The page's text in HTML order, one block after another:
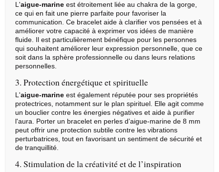
L'aigue-marine est étroitement liée au chakra de la gorge,
ce qui en fait une pierre parfaite pour favoriser la
communication. Ce bracelet aide à clarifier vos pensées et à
améliorer votre capacité à exprimer vos idées de manière
fluide. Il est particulièrement bénéfique pour les personnes
qui souhaitent améliorer leur expression personnelle, que ce
soit dans la sphère professionnelle ou dans leurs relations
personnelles.
3. Protection énergétique et spirituelle
L'aigue-marine est également réputée pour ses propriétés
protectrices, notamment sur le plan spirituel. Elle agit comme
un bouclier contre les énergies négatives et aide à purifier
l'aura. Porter un bracelet en perles d’aigue-marine de 8 mm
peut offrir une protection subtile contre les vibrations
perturbatrices, tout en favorisant un sentiment de sécurité et
de tranquillité.
4. Stimulation de la créativité et de l’inspiration